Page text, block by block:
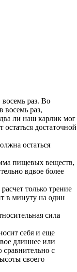
раз. Во
восемь раз,
ли наш карлик мог
достаточной
остаться
пищевых веществ,
вдвое более
только трение
в минуту на один
сила
себя и еще
длиннее или
с
своего